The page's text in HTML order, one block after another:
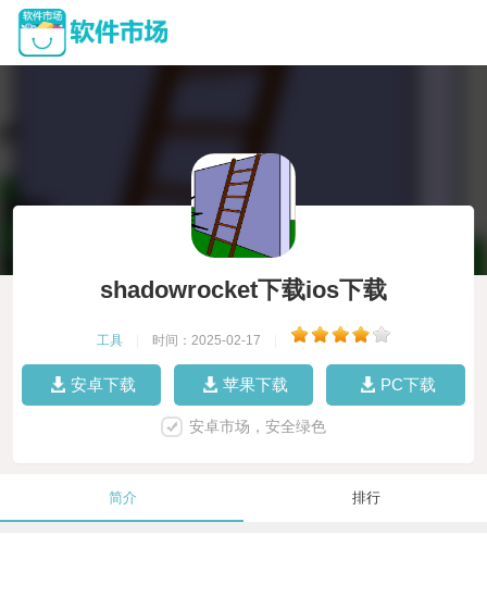
shadowrocket下载ios下载
工具 时间：2025-02-17
安卓下载 苹果下载 PC下载
安卓市场，安全绿色
简介 排行